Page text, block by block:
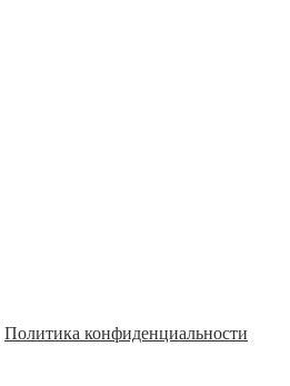
Политика конфиденциальности